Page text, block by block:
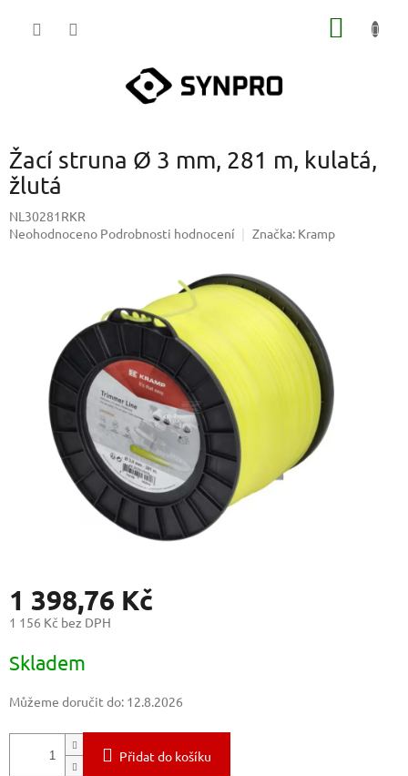
Žací struna Ø 3 mm, 281 m, kulatá,
žlutá
NL30281RKR
Průměrné
hvězdiček.
Neohodnoceno Podrobnosti hodnocení Značka: Kramp
1 398,76 Kč
1 156 Kč bez DPH
cena:
Skladem
Můžeme doručit do: 12.8.2026
Přidat do košíku